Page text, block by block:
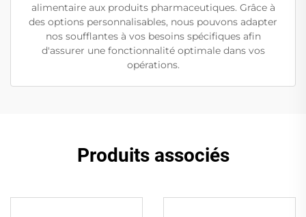
alimentaire aux produits pharmaceutiques. Grâce à
des options personnalisables, nous pouvons adapter
nos soufflantes à vos besoins spécifiques afin
d'assurer une fonctionnalité optimale dans vos
opérations.
Produits associés